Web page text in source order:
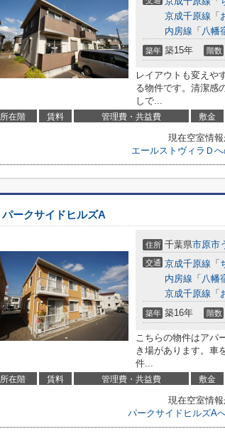
京成千原線 「
内房線 「 八幡
築年 築15年 階数
レイアウトも変えや
る物件です。清潔感
しで...
所在階 賃料 管理費・共益費 敷金
現在空室情報
エールストヴィラＤ
パークサイドヒルズA
住所 千葉県市原市
交通 京成千原線 「
内房線 「 八幡
京成千原線 「
築年 築16年 階数
こちらの物件はアパ
き場があります。車
件...
所在階 賃料 管理費・共益費 敷金
現在空室情報
パークサイドヒルズA